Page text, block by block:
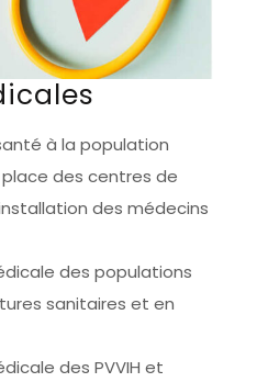
à la population
des centres de
des médecins
des populations
sanitaires et en
des PVVIH et